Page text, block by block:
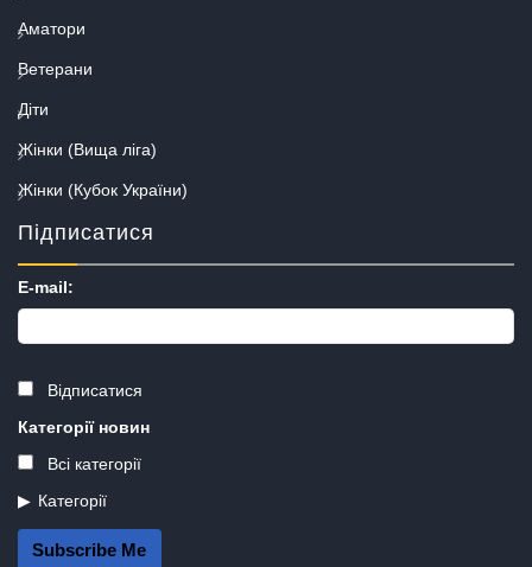
Аматори
Ветерани
Діти
Жінки (Вища ліга)
Жінки (Кубок України)
Підписатися
E-mail:
Відписатися
Категорії новин
Всі категорії
Категорії
Subscribe Me